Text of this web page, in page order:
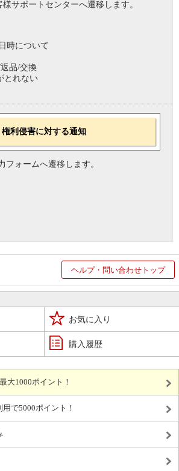
サポートセンターへ遷移します。
時について
品/交換
とれない
権利侵害に対する通知
フォームへ遷移します。
ヘルプ・問い合わせトップ
お気に入り
購入履歴
大1000ポイント！
で5000ポイント！